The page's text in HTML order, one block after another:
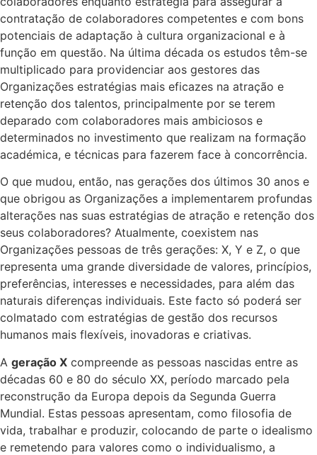
contratação de colaboradores competentes e com bons
potenciais de adaptação à cultura organizacional e à
função em questão. Na última década os estudos têm-se
multiplicado para providenciar aos gestores das
Organizações estratégias mais eficazes na atração e
retenção dos talentos, principalmente por se terem
deparado com colaboradores mais ambiciosos e
determinados no investimento que realizam na formação
académica, e técnicas para fazerem face à concorrência.
O que mudou, então, nas gerações dos últimos 30 anos e
que obrigou as Organizações a implementarem profundas
alterações nas suas estratégias de atração e retenção dos
seus colaboradores? Atualmente, coexistem nas
Organizações pessoas de três gerações: X, Y e Z, o que
representa uma grande diversidade de valores, princípios,
preferências, interesses e necessidades, para além das
naturais diferenças individuais. Este facto só poderá ser
colmatado com estratégias de gestão dos recursos
humanos mais flexíveis, inovadoras e criativas.
A geração X compreende as pessoas nascidas entre as
décadas 60 e 80 do século XX, período marcado pela
reconstrução da Europa depois da Segunda Guerra
Mundial. Estas pessoas apresentam, como filosofia de
vida, trabalhar e produzir, colocando de parte o idealismo
e remetendo para valores como o individualismo, a